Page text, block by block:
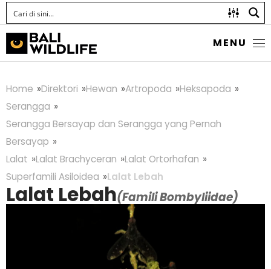
MENU
Home Direktori Hewan Artropoda
Heksapoda
Serangga
Serangga Bersayap dan Serangga yang Pernah
Bersayap
Lalat
Lalat Brachyceran
Lalat Ortorhafan
Superfamili Asiloidea
Lalat Lebah
Lalat Lebah(Famili Bombyliidae)